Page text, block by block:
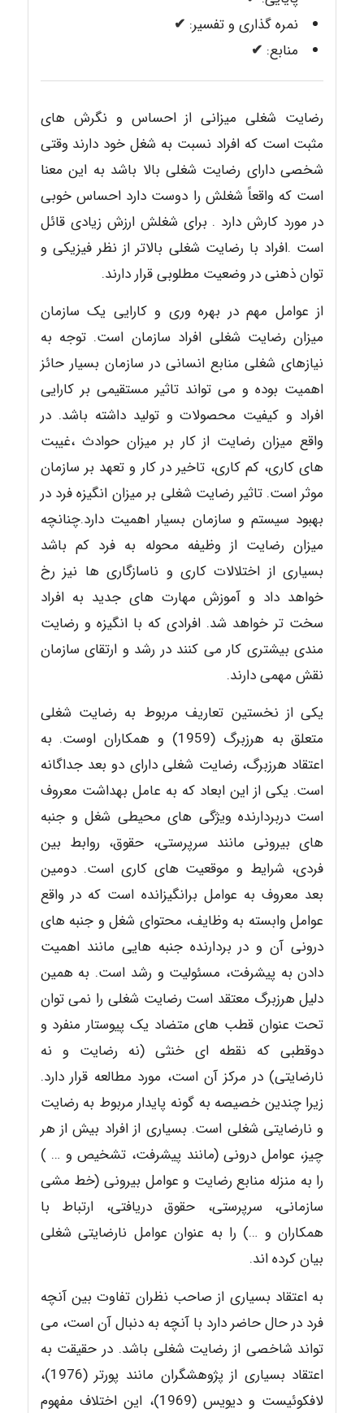
نمره گذاری و تفسیر: ✔
منابع: ✔
رضایت شغلی میزانی از احساس و نگرش های
مثبت است که افراد نسبت به شغل خود دارند وقتی
شخصی دارای رضایت شغلی بالا باشد به این معنا
است که واقعاً شغلش را دوست دارد احساس خوبی
در مورد کارش دارد . برای شغلش ارزش زیادی قائل
است .افراد با رضایت شغلی بالاتر از نظر فیزیکی و
توان ذهنی در وضعیت مطلوبی قرار دارند.
از عوامل مهم در بهره وری و کارایی یک سازمان
میزان رضایت شغلی افراد سازمان است. توجه به
نیازهای شغلی منابع انسانی در سازمان بسیار حائز
اهمیت بوده و می تواند تاثیر مستقیمی بر کارایی
افراد و کیفیت محصولات و تولید داشته باشد. در
واقع میزان رضایت از کار بر میزان حوادث ،غیبت
های کاری، کم کاری، تاخیر در کار و تعهد بر سازمان
موثر است. تاثیر رضایت شغلی بر میزان انگیزه فرد در
بهبود سیستم و سازمان بسیار اهمیت دارد.چنانچه
میزان رضایت از وظیفه محوله به فرد کم باشد
بسیاری از اختلالات کاری و ناسازگاری ها نیز رخ
خواهد داد و آموزش مهارت های جدید به افراد
سخت تر خواهد شد. افرادی که با انگیزه و رضایت
مندی بیشتری کار می کنند در رشد و ارتقای سازمان
نقش مهمی دارند.
یکی از نخستین تعاریف مربوط به رضایت شغلی
متعلق به هرزبرگ (1959) و همکاران اوست. به
اعتقاد هرزبرگ، رضایت شغلی دارای دو بعد جداگانه
است. یکی از این ابعاد که به عامل بهداشت معروف
است دربردارنده ویژگی های محیطی شغل و جنبه
های بیرونی مانند سرپرستی، حقوق، روابط بین
فردی، شرایط و موقعیت های کاری است. دومین
بعد معروف به عوامل برانگیزانده است که در واقع
عوامل وابسته به وظایف، محتوای شغل و جنبه های
درونی آن و در بردارنده جنبه هایی مانند اهمیت
دادن به پیشرفت، مسئولیت و رشد است. به همین
دلیل هرزبرگ معتقد است رضایت شغلی را نمی توان
تحت عنوان قطب های متضاد یک پیوستار منفرد و
دوقطبی که نقطه ای خنثی (نه رضایت و نه
نارضایتی) در مرکز آن است، مورد مطالعه قرار دارد.
زیرا چندین خصیصه به گونه پایدار مربوط به رضایت
و نارضایتی شغلی است. بسیاری از افراد بیش از هر
چیز، عوامل درونی (مانند پیشرفت، تشخیص و … )
را به منزله منابع رضایت و عوامل بیرونی (خط مشی
سازمانی، سرپرستی، حقوق دریافتی، ارتباط با
همکاران و …) را به عنوان عوامل نارضایتی شغلی
بیان کرده اند.
به اعتقاد بسیاری از صاحب نظران تفاوت بین آنچه
فرد در حال حاضر دارد با آنچه به دنبال آن است، می
تواند شاخصی از رضایت شغلی باشد. در حقیقت به
اعتقاد بسیاری از پژوهشگران مانند پورتر (1976)،
لافکوئیست و دیویس (1969)، این اختلاف مفهوم